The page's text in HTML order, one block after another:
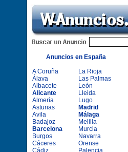
Anuncios en España
A Coruña
Álava
Albacete
Alicante
Almería
Asturias
Avila
Badajoz
Barcelona
Burgos
Cáceres
Cádiz
La Rioja
Las Palmas
León
Lleida
Lugo
Madrid
Málaga
Melilla
Murcia
Navarra
Orense
Palencia